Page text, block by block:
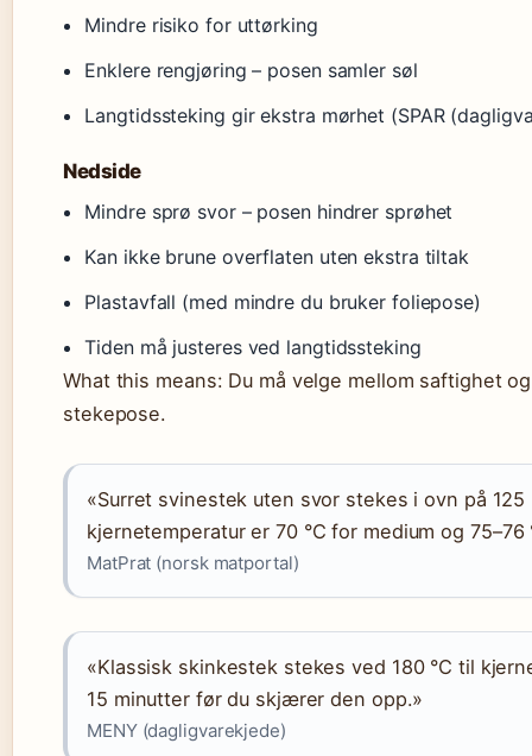
Mindre risiko for uttørking
Enklere rengjøring – posen samler søl
Langtidssteking gir ekstra mørhet (SPAR
Nedside
Mindre sprø svor – posen hindrer sprøhet
Kan ikke brune overflaten uten ekstra tiltak
Plastavfall (med mindre du bruker foliepose)
Tiden må justeres ved langtidssteking
What this means: Du må velge mellom saftighet
stekepose.
«Surret svinestek uten svor stekes i ovn på
kjernetemperatur er 70 °C for medium og
MatPrat (norsk matportal)
«Klassisk skinkestek stekes ved 180 °C til
15 minutter før du skjærer den opp.»
MENY (dagligvarekjede)